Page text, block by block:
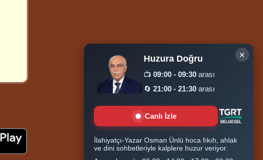
Hosted byİhlas Net
×
Huzura Doğru
📺 09:00 - 09:30 arası
🔄 21:00 - 21:30 arası
Canlı İzle
İlahiyatçı-Yazar Osman Ünlü hoca fıkıh, ahlak
ve dini sohbetleriyle kalplere huzur veriyor.